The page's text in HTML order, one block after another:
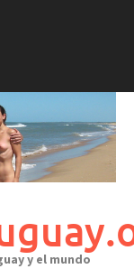
y el mundo